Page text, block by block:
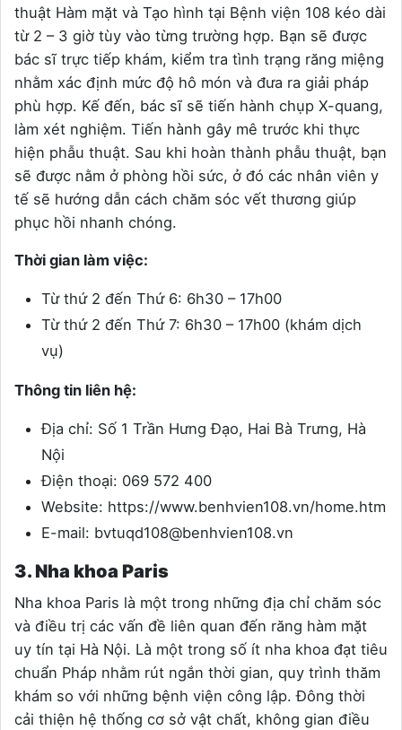
thuật Hàm mặt và Tạo hình tại Bệnh viện 108 kéo dài
từ 2 – 3 giờ tùy vào từng trường hợp. Bạn sẽ được
bác sĩ trực tiếp khám, kiểm tra tình trạng răng miệng
nhằm xác định mức độ hô món và đưa ra giải pháp
phù hợp. Kế đến, bác sĩ sẽ tiến hành chụp X-quang,
làm xét nghiệm. Tiến hành gây mê trước khi thực
hiện phẫu thuật. Sau khi hoàn thành phẫu thuật, bạn
sẽ được nằm ở phòng hồi sức, ở đó các nhân viên y
tế sẽ hướng dẫn cách chăm sóc vết thương giúp
phục hồi nhanh chóng.
Thời gian làm việc:
Từ thứ 2 đến Thứ 6: 6h30 – 17h00
Từ thứ 2 đến Thứ 7: 6h30 – 17h00 (khám dịch
vụ)
Thông tin liên hệ:
Địa chỉ: Số 1 Trần Hưng Đạo, Hai Bà Trưng, Hà
Nội
Điện thoại: 069 572 400
Website: https://www.benhvien108.vn/home.htm
E-mail: bvtuqd108@benhvien108.vn
3. Nha khoa Paris
Nha khoa Paris là một trong những địa chỉ chăm sóc
và điều trị các vấn đề liên quan đến răng hàm mặt
uy tín tại Hà Nội. Là một trong số ít nha khoa đạt tiêu
chuẩn Pháp nhằm rút ngắn thời gian, quy trình thăm
khám so với những bệnh viện công lập. Đông thời
cải thiện hệ thống cơ sở vật chất, không gian điều